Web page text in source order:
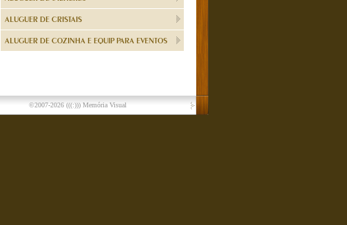
ALUGUER DE CRISTAIS
ALUGUER DE COZINHA E EQUIP PARA EVENTOS
©2007-2026 (((:))) Memória Visual